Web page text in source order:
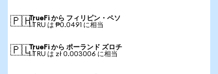
🇵🇭TrueFi から フィリピン・ペソ
1 TRU は ₱0.0491 に相当
🇵🇱TrueFi から ポーランド ズロチ
1 TRU は zł 0.003006 に相当